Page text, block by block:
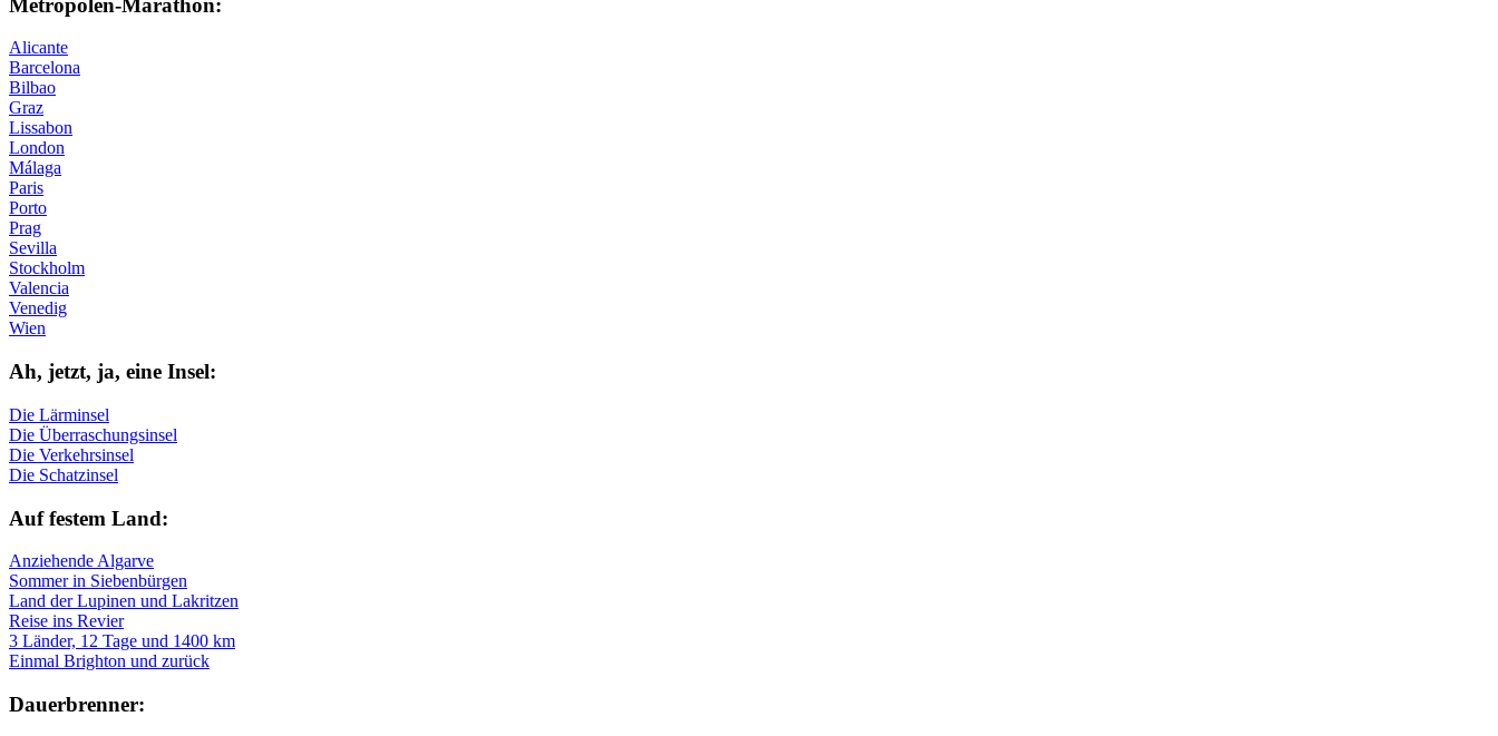
Alicante
Barcelona
Bilbao
Graz
Lissabon
London
Málaga
Paris
Porto
Prag
Sevilla
Stockholm
Valencia
Venedig
Wien
Ah, jetzt, ja, ei­ne In­sel:
Die Lärminsel
Die Überraschungsinsel
Die Verkehrsinsel
Die Schatzinsel
Auf fe­stem Land:
Anziehende Algarve
Sommer in Siebenbürgen
Land der Lupinen und Lakritzen
Reise ins Revier
3 Länder, 12 Tage und 1400 km
Einmal Brighton und zurück
Dau­er­bren­ner: